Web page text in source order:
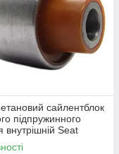
сайлентблок
підпружинного
внутрішній Seat
PP-0164b